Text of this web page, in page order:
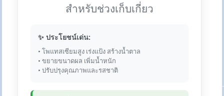
สำหรับช่วงเก็บเกี่ยว
✨ ประโยชน์เด่น:
• โพแทสเซียมสูง เร่งแป้ง สร้างน้ำตาล
• ขยายขนาดผล เพิ่มน้ำหนัก
• ปรับปรุงคุณภาพและรสชาติ